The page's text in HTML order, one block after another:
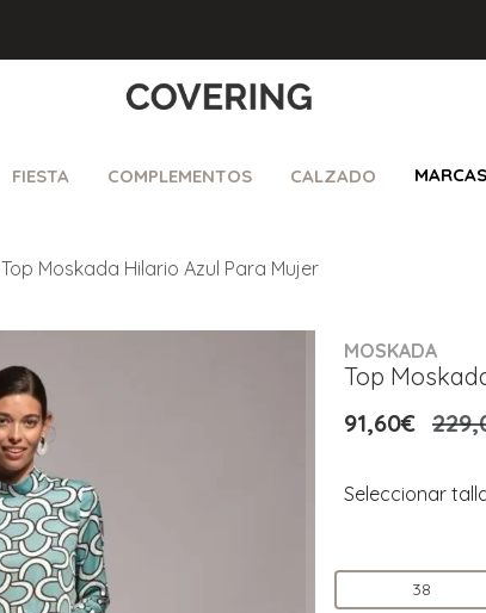
FIESTA COMPLEMENTOS CALZADO MARCAS
Top Moskada Hilario Azul Para Mujer
MOSKADA
Top
91,60€
Seleccionar
38